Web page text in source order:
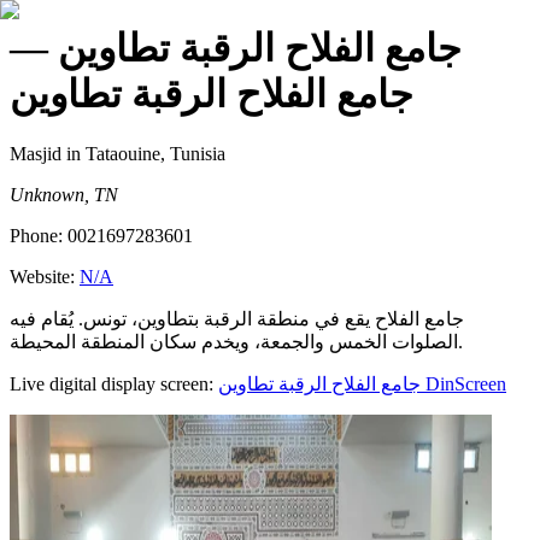
جامع الفلاح الرقبة تطاوين —
جامع الفلاح الرقبة تطاوين
Masjid in Tataouine, Tunisia
Unknown, TN
Phone: 0021697283601
Website: N/A
جامع الفلاح يقع في منطقة الرقبة بتطاوين، تونس. يُقام فيه
الصلوات الخمس والجمعة، ويخدم سكان المنطقة المحيطة.
Live digital display screen: جامع الفلاح الرقبة تطاوين DinScreen